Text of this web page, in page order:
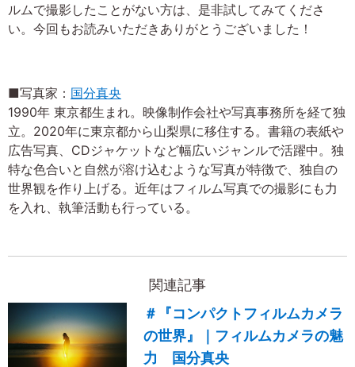
ルムで撮影したことがない方は、是非試してみてくださ
い。今回もお読みいただきありがとうございました！
■写真家： 国分真央
1990年 東京都生まれ。映像制作会社や写真事務所を経て独
立。2020年に東京都から山梨県に移住する。書籍の表紙や
広告写真、CDジャケットなど幅広いジャンルで活躍中。独
特な色合いと自然が溶け込むような写真が特徴で、独自の
世界観を作り上げる。近年はフィルム写真での撮影にも力
を入れ、執筆活動も行っている。
関連記事
＃『コンパクトフィルムカメラ
の世界』｜フィルムカメラの魅
力 国分真央